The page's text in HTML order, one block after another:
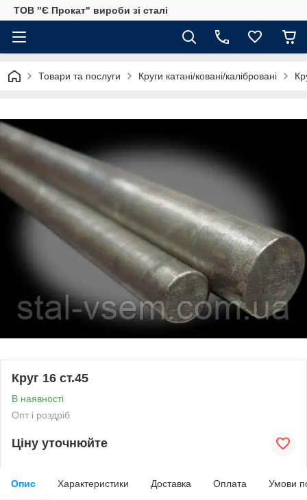
ТОВ "Є Прокат" вироби зі сталі
Товари та послуги Круги катані/ковані/калібровані
Круг 16 ст.45
В наявності
Опт і роздріб
Ціну уточнюйте
Опис Характеристики Доставка Оплата Умови